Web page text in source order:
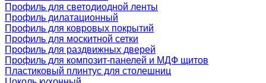
Профиль для светодиодной ленты
Профиль дилатационный
Профиль для ковровых покрытий
Профиль для москитной сетки
Профиль для раздвижных дверей
Профиль для композит-панелей и МДФ щитов
Пластиковый плинтус для столешниц